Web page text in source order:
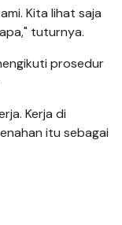
Kita lihat saja
tuturnya.
prosedur
Kerja di
itu sebagai